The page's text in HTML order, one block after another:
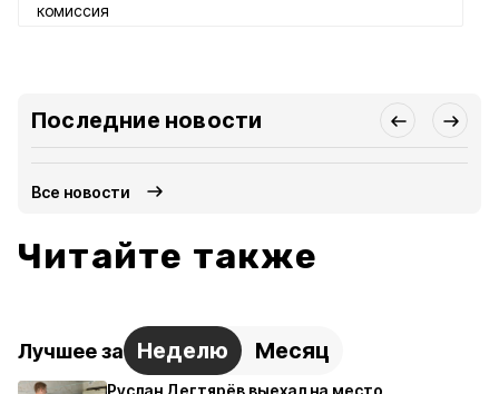
комиссия
Последние новости
Все новости
Читайте также
Лучшее за Неделю Месяц
Руслан Дегтярёв выехал на место